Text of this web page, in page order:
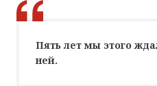
Пять лет мы этого
ней.